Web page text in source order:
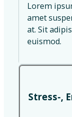
Lorem
amet
at. Sit
euismod.
Stress-,